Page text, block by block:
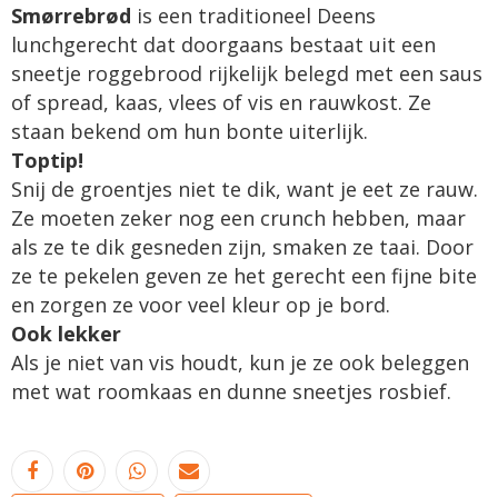
Smørrebrød is een traditioneel Deens
lunchgerecht dat doorgaans bestaat uit een
sneetje roggebrood rijkelijk belegd met een saus
of spread, kaas, vlees of vis en rauwkost. Ze
staan bekend om hun bonte uiterlijk.
Toptip!
Snij de groentjes niet te dik, want je eet ze rauw.
Ze moeten zeker nog een crunch hebben, maar
als ze te dik gesneden zijn, smaken ze taai. Door
ze te pekelen geven ze het gerecht een fijne bite
en zorgen ze voor veel kleur op je bord.
Ook lekker
Als je niet van vis houdt, kun je ze ook beleggen
met wat roomkaas en dunne sneetjes rosbief.